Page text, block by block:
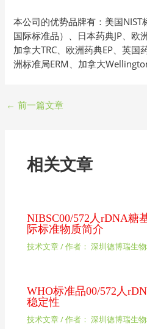
本公司的优势品牌有：美国NIST
国际标准品）、日本药典JP、欧
加拿大TRC、欧洲药典EP、英国
洲标准局ERM、加拿大
← 前一篇文章
相关文章
NIBSC00/572人rDNA糖
际标准物质简介
技术文章/ 作者： 深圳德博瑞生
WHO标准品00/572人
稳定性
技术文章/ 作者： 深圳德博瑞生